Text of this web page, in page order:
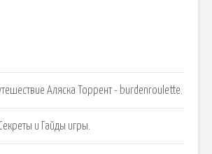
Аляска Торрент - burdenroulette.
и Гайды игры.